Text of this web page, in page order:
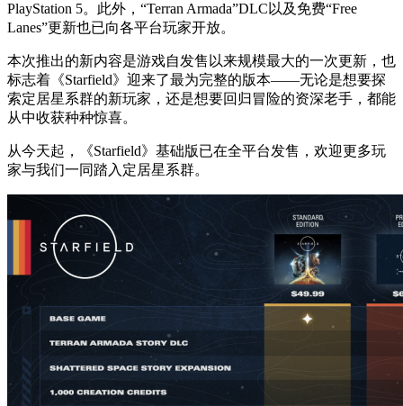
PlayStation 5。此外，“Terran Armada”DLC以及免费“Free
Lanes”更新也已向各平台玩家开放。
本次推出的新内容是游戏自发售以来规模最大的一次更新，也
标志着《Starfield》迎来了最为完整的版本——无论是想要探
索定居星系群的新玩家，还是想要回归冒险的资深老手，都能
从中收获种种惊喜。
从今天起，《Starfield》基础版已在全平台发售，欢迎更多玩
家与我们一同踏入定居星系群。